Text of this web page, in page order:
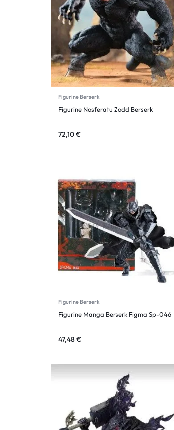
Figurine Berserk
Figurine Nosferatu Zodd Berserk
72,10€
Figurine Berserk
Figurine Manga Berserk Figma Sp-046
47,48€